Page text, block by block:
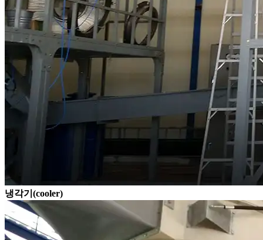
냉각기(cooler)